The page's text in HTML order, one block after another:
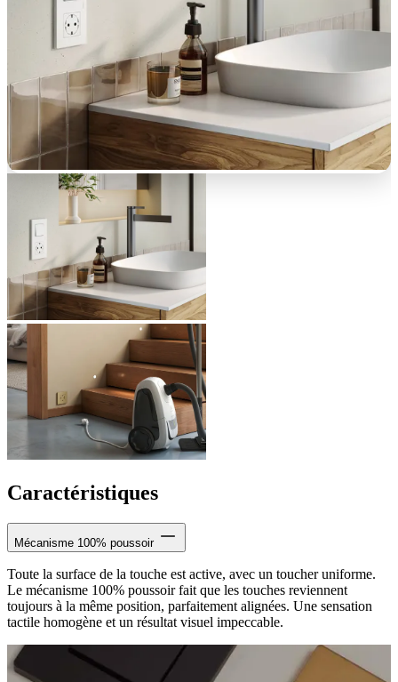
Caractéristiques
Mécanisme 100% poussoir
Toute la surface de la touche est active, avec un toucher uniforme.
Le mécanisme 100% poussoir fait que les touches reviennent
toujours à la même position, parfaitement alignées. Une sensation
tactile homogène et un résultat visuel impeccable.